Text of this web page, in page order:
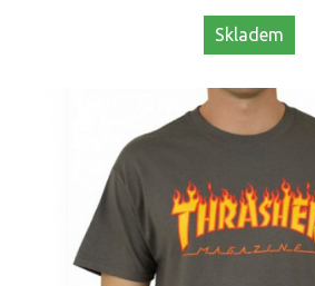
Skladem